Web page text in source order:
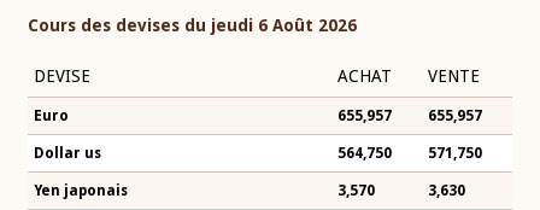
Cours des devises du jeudi 6 Août 2026
DEVISE ACHAT VENTE
Euro 655,957 655,957
Dollar us 564,750 571,750
Yen japonais 3,570 3,630